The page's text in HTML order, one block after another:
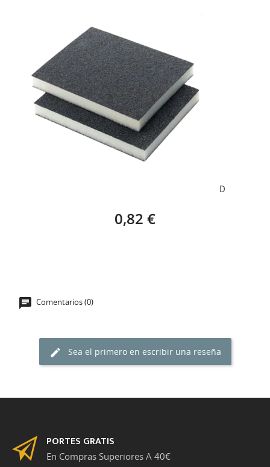
TACO ESPONJA LIJA PLANA FINA – 1 UNIDAD
0,82 €
Comentarios (0)
Sea el primero en escribir una reseña
PORTES GRATIS
En Compras Superiores A 40€